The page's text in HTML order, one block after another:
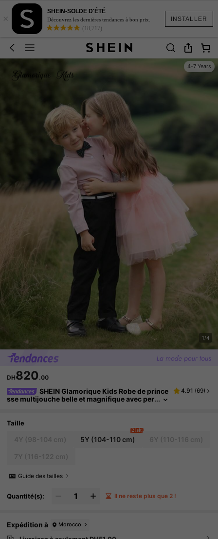
INSTALLER
×
SHEIN-SOLDE D'ÉTÉ
Découvrez les dernières tendances à bon prix.
(18,717)
4-7 Years
1/4
DH820.00
SHEIN Glamorique Kids Robe de prince
sse multijouche belle et magnifique avec per
les fêtes d'anniversaire et autres occasions spéc
4.91 (69)
Taille
5Y (104-110 cm)
2 left
Guide des tailles
Quantité(s): Il ne reste plus que 2 !
Expédition à Morocco